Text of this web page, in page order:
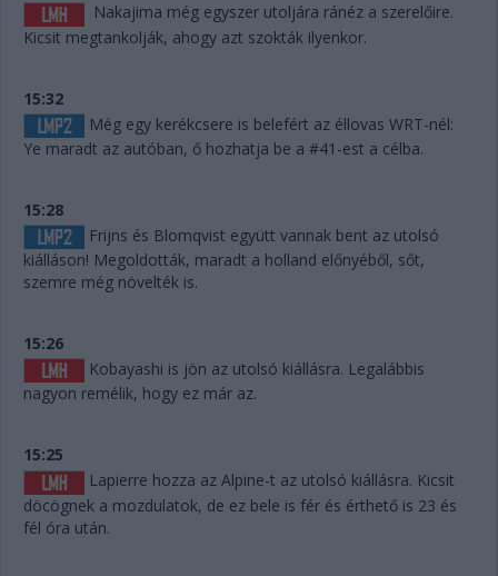
Nakajima még egyszer utoljára ránéz a szerelőire.
Kicsit megtankolják, ahogy azt szokták ilyenkor.
15:32
Még egy kerékcsere is belefért az éllovas WRT-nél:
Ye maradt az autóban, ő hozhatja be a #41-est a célba.
15:28
Frijns és Blomqvist együtt vannak bent az utolsó
kiálláson! Megoldották, maradt a holland előnyéből, sőt,
szemre még növelték is.
15:26
Kobayashi is jön az utolsó kiállásra. Legalábbis
nagyon remélik, hogy ez már az.
15:25
Lapierre hozza az Alpine-t az utolsó kiállásra. Kicsit
döcögnek a mozdulatok, de ez bele is fér és érthető is 23 és
fél óra után.